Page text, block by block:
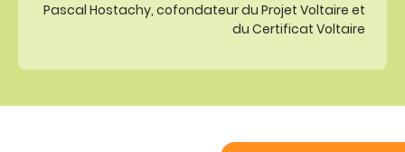
Pascal Hostachy, cofondateur du Projet Voltaire et
du Certificat Voltaire